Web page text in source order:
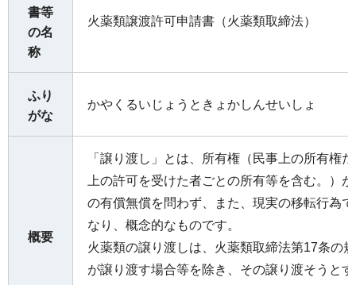
書等
の名
称
火薬類譲渡許可申請書（火薬類取締法）
ふり
がな
かやくるいじょうときょかしんせいしょ
概要
「譲り渡し」とは、所有権（民事上の所有権
上の許可を受けた者ごとの所有等を含む。）
の有償無償を問わず、また、現実の移転行為
なり、概念的なものです。
火薬類の譲り渡しは、火薬類取締法第17条の
が譲り渡す場合等を除き、その譲り渡そうと